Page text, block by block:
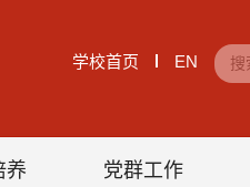
学校首页 EN
养 党群工作